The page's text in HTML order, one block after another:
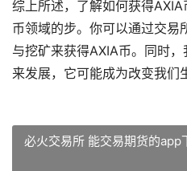
综上所述，了解如何获得
币领域的步。你可以通过交易
与挖矿来获得AXIA币。同时
来发展，它可能成为改变我们
必火交易所 能交易期货的app